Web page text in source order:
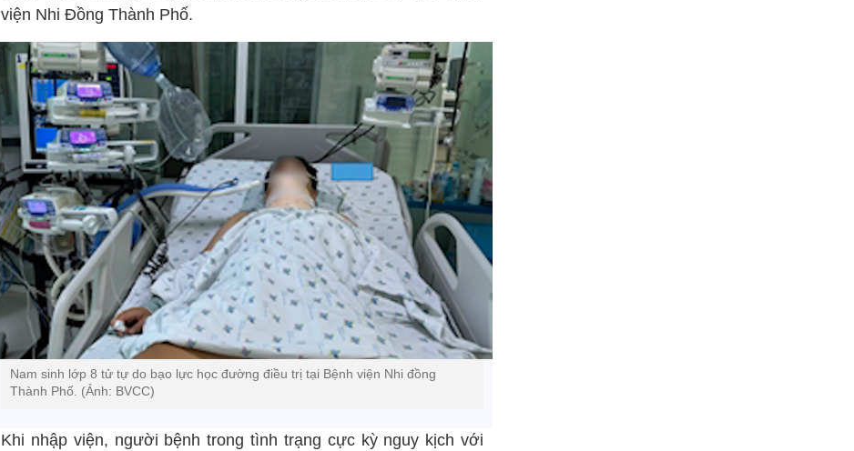
viện Nhi Đồng Thành Phố.
Nam sinh lớp 8 tử tự do bạo lực học đường điều trị tại Bệnh viện Nhi đồng
Thành Phố. (Ảnh: BVCC)
Khi nhập viện, người bệnh trong tình trạng cực kỳ nguy kịch với